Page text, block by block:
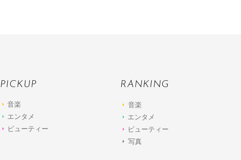
PICKUP
音楽
エンタメ
ビューティー
RANKING
音楽
エンタメ
ビューティー
写真